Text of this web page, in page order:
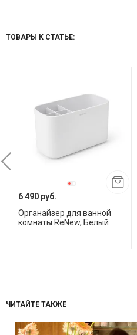
ТОВАРЫ К СТАТЬЕ:
6 490 руб.
Органайзер для ванной
комнаты ReNew, Белый
ЧИТАЙТЕ ТАКЖЕ